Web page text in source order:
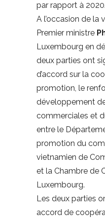
par rapport à 2020.
A l’occasion de la
Premier ministre
Luxembourg en
deux parties ont
d’accord sur la
promotion, le
développement
commerciales et
entre le
promotion du
vietnamien de
et la Chambre de
Luxembourg.
Les deux parties
accord de